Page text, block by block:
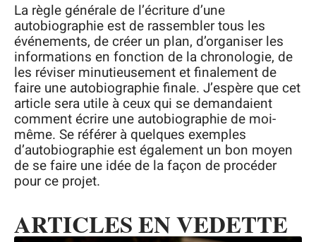
La règle générale de l’écriture d’une
autobiographie est de rassembler tous les
événements, de créer un plan, d’organiser les
informations en fonction de la chronologie, de
les réviser minutieusement et finalement de
faire une autobiographie finale. J’espère que cet
article sera utile à ceux qui se demandaient
comment écrire une autobiographie de moi-
même. Se référer à quelques exemples
d’autobiographie est également un bon moyen
de se faire une idée de la façon de procéder
pour ce projet.
ARTICLES EN VEDETTE